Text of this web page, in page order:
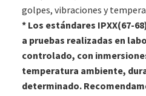
golpes, vibraciones y
* Los estándares IPXX(67-
a pruebas realizadas en
controlado, con
temperatura ambiente,
determinado.